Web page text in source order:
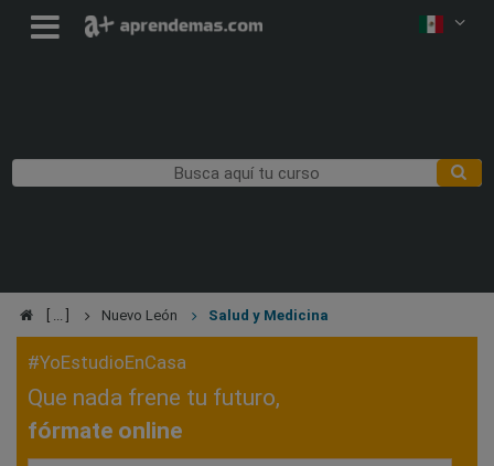
Nuevo León Salud y Medicina
#YoEstudioEnCasa
Que nada frene tu futuro,
fórmate online